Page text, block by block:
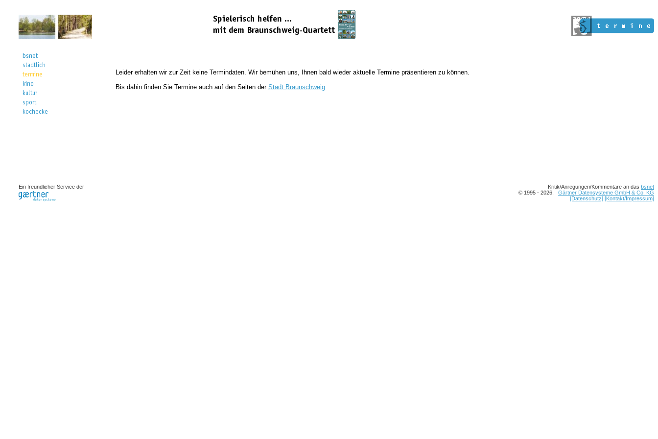
Leider erhalten wir zur Zeit keine Termindaten. Wir bemühen uns, Ihnen bald wieder aktuelle Termine präsentieren zu können.
Bis dahin finden Sie Termine auch auf den Seiten der Stadt Braunschweig
Ein freundlicher Service der Kritik/Anregungen/Kommentare an das bsnet
© 1995 - 2026, Gärtner Datensysteme GmbH & Co. KG
[Datenschutz] [Kontakt/Impressum]